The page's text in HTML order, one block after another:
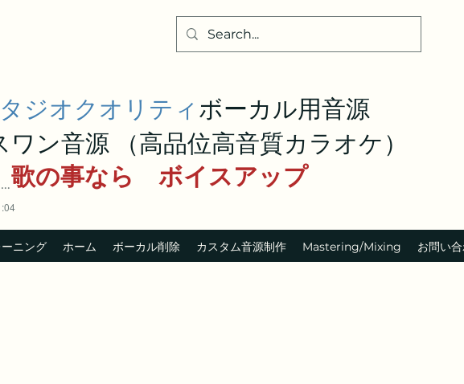
ジオクオリティボーカル用音源
ン音源 （高品位高音質カラオケ）
歌の事なら ボイスアップ
ニング ホーム ボーカル削除 カスタム音源制作 Mastering/Mixing お問い